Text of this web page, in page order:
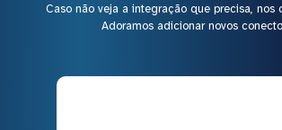
Caso não veja a integração que precisa, nos
Adoramos adicionar novos